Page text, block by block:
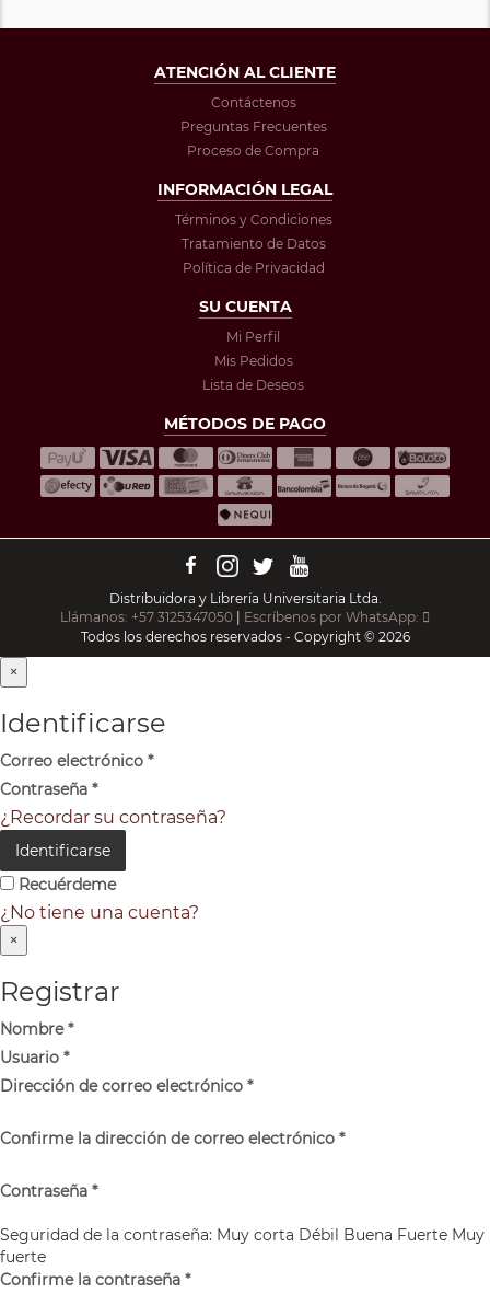
ATENCIÓN AL CLIENTE
Contáctenos
Preguntas Frecuentes
Proceso de Compra
INFORMACIÓN LEGAL
Términos y Condiciones
Tratamiento de Datos
Política de Privacidad
SU CUENTA
Mi Perfil
Mis Pedidos
Lista de Deseos
MÉTODOS DE PAGO
Distribuidora y Librería Universitaria Ltda.
Llámanos: +57 3125347050
Escríbenos por WhatsApp:
Todos los derechos reservados - Copyright © 2026
×
Identificarse
Correo electrónico *
Contraseña *
¿Recordar su contraseña?
Identificarse
Recuérdeme
¿No tiene una cuenta?
×
Registrar
Nombre*
Usuario *
Dirección de correo electrónico *
Confirme la dirección de correo electrónico *
Contraseña *
Seguridad de la contraseña: Muy corta Débil Buena Fuerte Muy
fuerte
Confirme la contraseña *